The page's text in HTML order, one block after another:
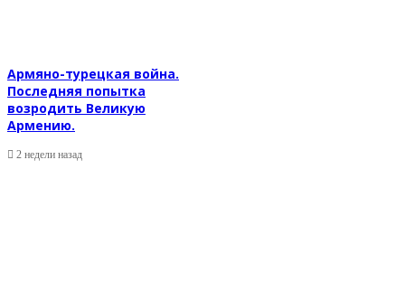
Армяно-турецкая война.
Последняя попытка
возродить Великую
Армению.
2 недели назад